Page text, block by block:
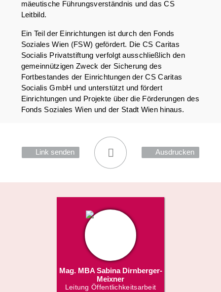
mäeutische Führungsverständnis und das CS
Leitbild.
Ein Teil der Einrichtungen ist durch den Fonds
Soziales Wien (FSW) gefördert. Die CS Caritas
Socialis Privatstiftung verfolgt ausschließlich den
gemeinnützigen Zweck der Sicherung des
Fortbestandes der Einrichtungen der CS Caritas
Socialis GmbH und unterstützt und fördert
Einrichtungen und Projekte über die Förderungen des
Fonds Soziales Wien und der Stadt Wien hinaus.
Link senden Ausdrucken
Mag. MBA Sabina Dirnberger-
Meixner
Leitung Öffentlichkeitsarbeit